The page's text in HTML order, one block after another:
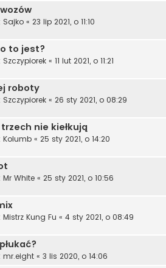
Sajko « 23 lip 2021, o 11:10
to jest?
Szczypiorek « 11 lut 2021, o 11:21
roboty
Szczypiorek « 26 sty 2021, o 08:29
nie kiełkują
Kolumb « 25 sty 2021, o 14:20
Mr White « 25 sty 2021, o 10:56
Mistrz Kung Fu « 4 sty 2021, o 08:49
mr.eight « 3 lis 2020, o 14:06